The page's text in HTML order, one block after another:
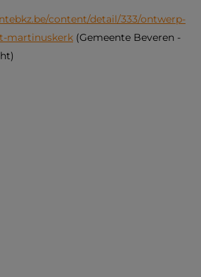
content/detail/333/ontwerp-
martinuskerk (Gemeente Beveren -